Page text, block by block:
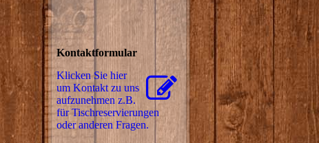
Kontaktformular
Klicken Sie hier
um Kontakt zu uns
aufzunehmen z.B.
für Tisch­re­ser­vie­rungen
oder anderen Fragen.